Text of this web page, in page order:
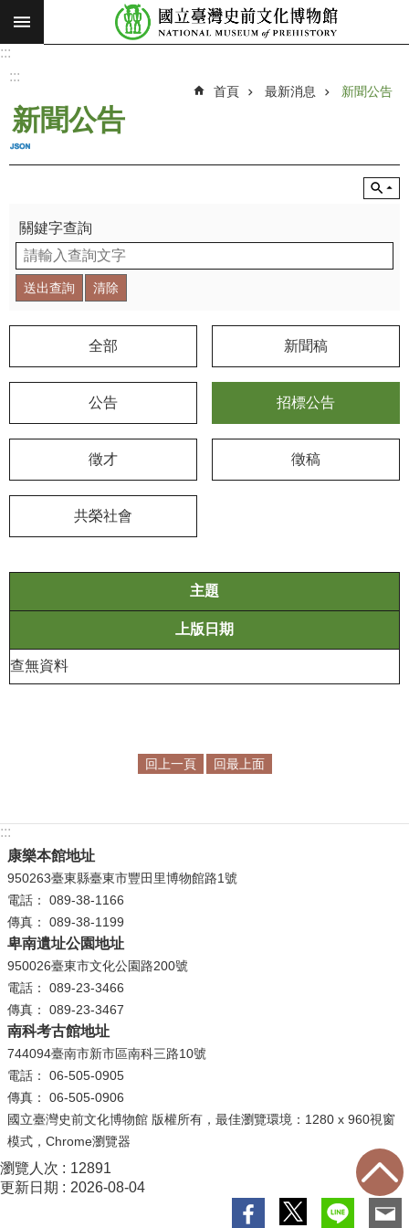
跳到主要內容區塊
搜
願
景
最
新
消
息
展
學
們
便
民
等
專
區
友
善
措
施
服
務
服
務
信
箱
站
:::
:::
首頁 最新消息 新聞公告
新聞公告
關鍵字查詢
全部 新聞稿
公告 招標公告
徵才 徵稿
共榮社會
主題
上版日期
查無資料
回上一頁 回最上面
:::
康樂本館地址
950263臺東縣臺東市豐田里博物館路1號
電話： 089-38-1166
傳真： 089-38-1199
卑南遺址公園地址
950026臺東市文化公園路200號
電話： 089-23-3466
傳真： 089-23-3467
南科考古館地址
744094臺南市新市區南科三路10號
電話： 06-505-0905
傳真： 06-505-0906
國立臺灣史前文化博物館 版權所有，最佳瀏覽環境：1280 x 960視窗
模式，Chrome瀏覽器
瀏覽人次
12891
更新日期
2026-08-04